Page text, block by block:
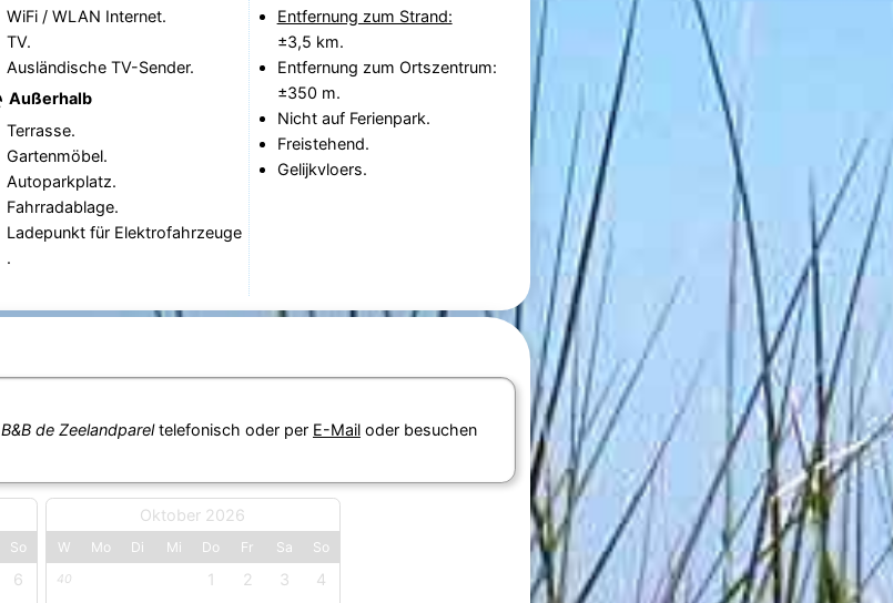
WiFi / WLAN Internet.
TV.
Ausländische TV-Sender.
Außerhalb
Terrasse.
Gartenmöbel.
Autoparkplatz.
Fahrradablage.
Ladepunkt für Elektrofahrzeuge
.
Entfernung zum Strand:
±3,5 km.
Entfernung zum Ortszentrum:
±350 m.
Nicht auf Ferienpark.
Freistehend.
Gelijkvloers.
B&B de Zeelandpareltelefonisch oder per E-Mailoder besuchen
So
6
Oktober 2026
W Mo Di Mi Do Fr Sa So
40 1 2 3 4